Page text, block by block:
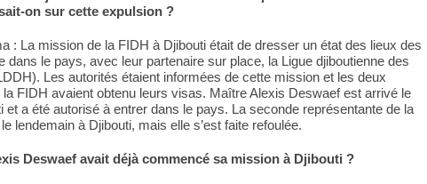
on sur cette expulsion ?
: La mission de la FIDH à Djibouti était de dresser un état des lieux des
dans le pays, avec leur partenaire sur place, la Ligue djiboutienne des
Les autorités étaient informées de cette mission et les deux
la FIDH avaient obtenu leurs visas. Maître Alexis Deswaef est arrivé le
et a été autorisé à entrer dans le pays. La seconde représentante de la
lendemain à Djibouti, mais elle s’est faite refoulée.
Deswaef avait déjà commencé sa mission à Djibouti ?